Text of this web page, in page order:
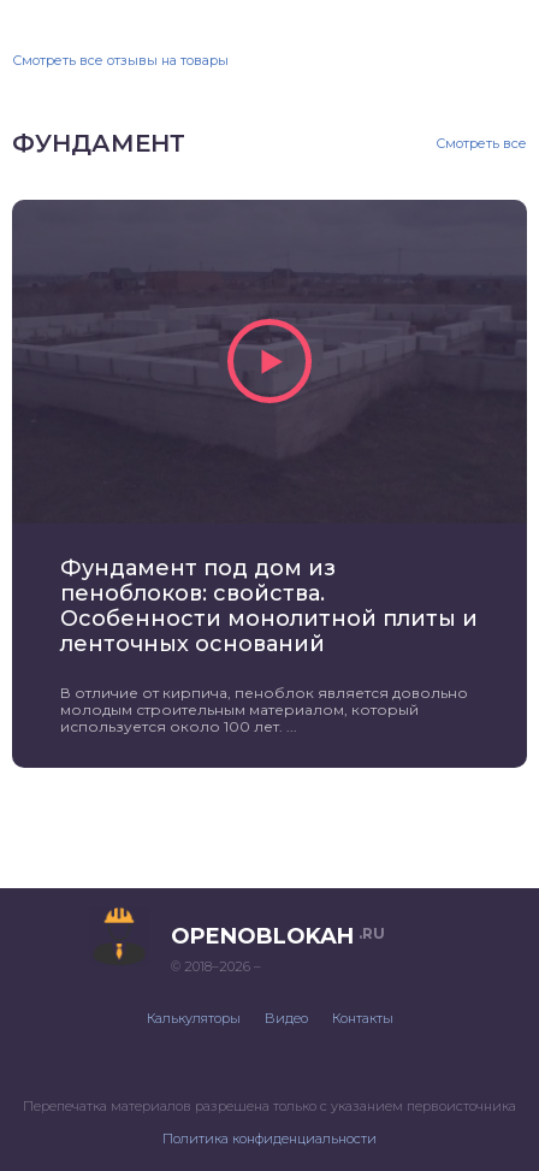
Смотреть все отзывы на товары
ФУНДАМЕНТ Смотреть все
Фундамент под дом из
пеноблоков: свойства.
Особенности монолитной плиты и
ленточных оснований
В отличие от кирпича, пеноблок является довольно
молодым строительным материалом, который
используется около 100 лет. ...
OPENOBLOKAH .RU
© 2018–2026 –
Калькуляторы Видео Контакты
Перепечатка материалов разрешена только с указанием первоисточника
Политика конфиденциальности